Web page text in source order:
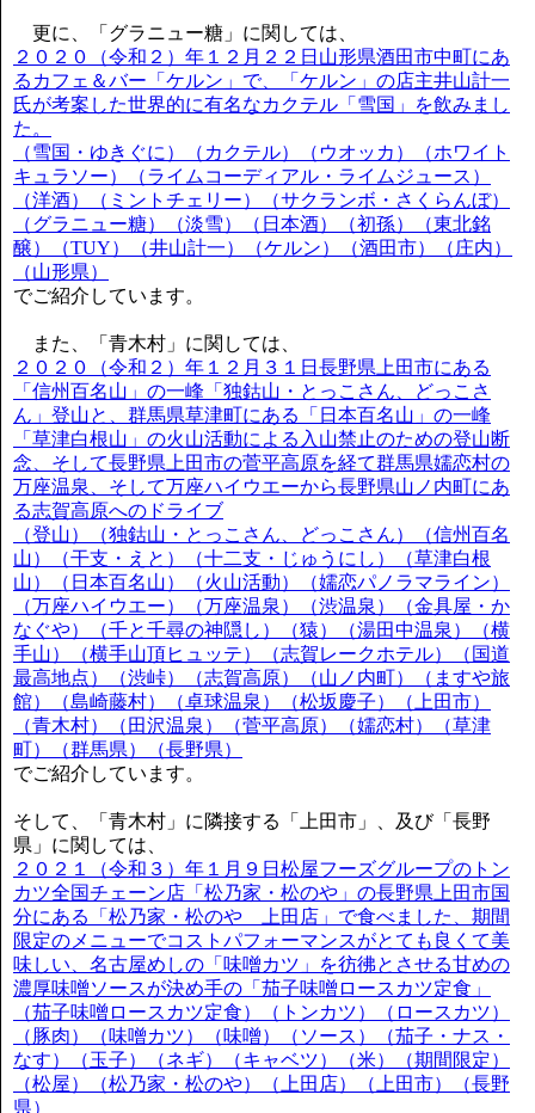
更に、「グラニュー糖」に関しては、
２０２０（令和２）年１２月２２日山形県酒田市中町にあ
るカフェ＆バー「ケルン」で、「ケルン」の店主井山計一
氏が考案した世界的に有名なカクテル「雪国」を飲みまし
た。
（雪国・ゆきぐに）（カクテル）（ウオッカ）（ホワイト
キュラソー）（ライムコーディアル・ライムジュース）
（洋酒）（ミントチェリー）（サクランボ・さくらんぼ）
（グラニュー糖）（淡雪）（日本酒）（初孫）（東北銘
醸）（TUY）（井山計一）（ケルン）（酒田市）（庄内）
（山形県）
でご紹介しています。
また、「青木村」に関しては、
２０２０（令和２）年１２月３１日長野県上田市にある
「信州百名山」の一峰「独鈷山・とっこさん、どっこさ
ん」登山と、群馬県草津町にある「日本百名山」の一峰
「草津白根山」の火山活動による入山禁止のための登山断
念、そして長野県上田市の菅平高原を経て群馬県嬬恋村の
万座温泉、そして万座ハイウエーから長野県山ノ内町にあ
る志賀高原へのドライブ
（登山）（独鈷山・とっこさん、どっこさん）（信州百名
山）（干支・えと）（十二支・じゅうにし）（草津白根
山）（日本百名山）（火山活動）（嬬恋パノラマライン）
（万座ハイウエー）（万座温泉）（渋温泉）（金具屋・か
なぐや）（千と千尋の神隠し）（猿）（湯田中温泉）（横
手山）（横手山頂ヒュッテ）（志賀レークホテル）（国道
最高地点）（渋峠）（志賀高原）（山ノ内町）（ますや旅
館）（島崎藤村）（卓球温泉）（松坂慶子）（上田市）
（青木村）（田沢温泉）（菅平高原）（嬬恋村）（草津
町）（群馬県）（長野県）
でご紹介しています。
そして、「青木村」に隣接する「上田市」、及び「長野
県」に関しては、
２０２１（令和３）年１月９日松屋フーズグループのトン
カツ全国チェーン店「松乃家・松のや」の長野県上田市国
分にある「松乃家・松のや 上田店」で食べました、期間
限定のメニューでコストパフォーマンスがとても良くて美
味しい、名古屋めしの「味噌カツ」を彷彿とさせる甘めの
濃厚味噌ソースが決め手の「茄子味噌ロースカツ定食」
（茄子味噌ロースカツ定食）（トンカツ）（ロースカツ）
（豚肉）（味噌カツ）（味噌）（ソース）（茄子・ナス・
なす）（玉子）（ネギ）（キャベツ）（米）（期間限定）
（松屋）（松乃家・松のや）（上田店）（上田市）（長野
県）